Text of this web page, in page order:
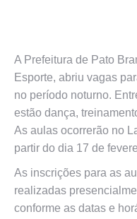
A Prefeitura de Pato
Esporte, abriu vagas
no período noturno.
estão dança,
As aulas ocorrerão no
partir do dia 17 de
As inscrições para as
realizadas
conforme as datas e